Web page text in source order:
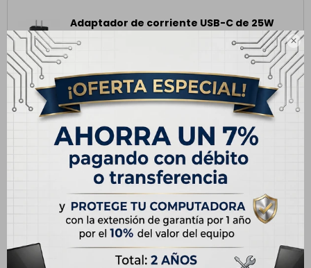

AGREGAR
Adaptador de corriente USB-C de 25W
USD
Envíos
Cambios y Devoluciones
Medios de pago
Especificaciones